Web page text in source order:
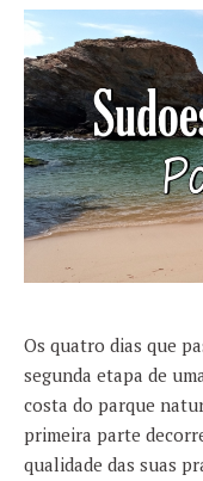
Os quatro dias que passamos em Porto Covo foram a
segunda etapa de
costa do parque
primeira parte
qualidade das suas